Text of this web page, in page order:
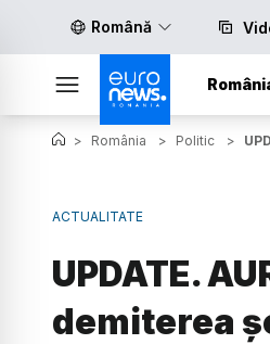
Română
> România > Politic >
ACTUALITATE
UPDATE.
demiterea